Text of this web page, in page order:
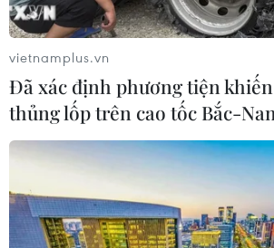
Theo dõi VietnamPlus
TIN LIÊN QUAN
vietnamplus.vn
Đã xác định phương tiện
thủng lốp trên cao tốc Bắc-